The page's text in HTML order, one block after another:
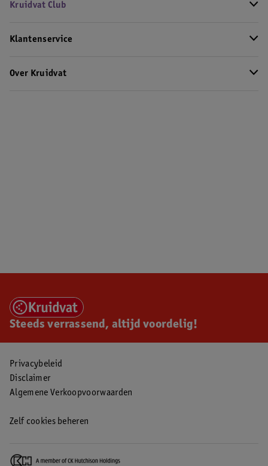
Kruidvat Club
Klantenservice
Over Kruidvat
Steeds verrassend, altijd voordelig!
Privacybeleid
Disclaimer
Algemene Verkoopvoorwaarden
Zelf cookies beheren